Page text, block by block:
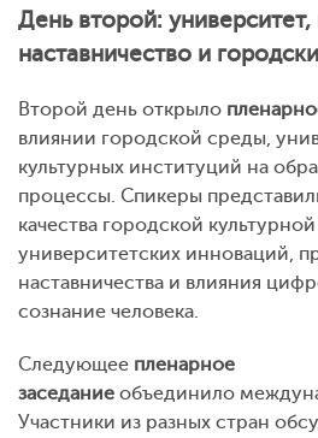
День второй: университет,
наставничество и
Второй день открыло
влиянии городской среды,
культурных институций на
процессы. Спикеры
качества городской
университетских инноваций,
наставничества и влияния
сознание человека.
Следующее пленарное
заседание объединило
Участники из разных стран